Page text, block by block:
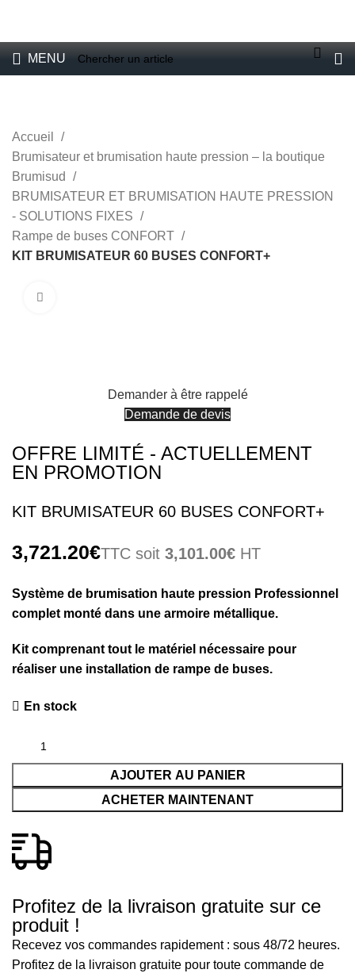
MENU
Accueil
Brumisateur et brumisation haute pression – la boutique
Brumisud
BRUMISATEUR ET BRUMISATION HAUTE PRESSION
- SOLUTIONS FIXES
Rampe de buses CONFORT
KIT BRUMISATEUR 60 BUSES CONFORT+
Demander à être rappelé
Demande de devis
OFFRE LIMITÉ - ACTUELLEMENT
EN PROMOTION
KIT BRUMISATEUR 60 BUSES CONFORT+
€ 3,101.00€
Système de brumisation haute pression Professionnel
complet monté dans une armoire métallique.
Kit comprenant tout le matériel nécessaire pour
réaliser une installation de rampe de buses.
En stock
AJOUTER AU PANIER
ACHETER MAINTENANT
Profitez de la livraison gratuite sur ce
produit !
Recevez vos commandes rapidement : sous 48/72 heures.
Profitez de la livraison gratuite pour toute commande de